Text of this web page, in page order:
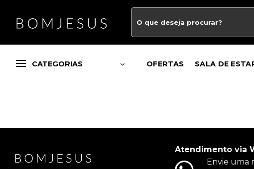
CATEGORIAS OFERTAS SALA DE
Atendimento via
Envie uma